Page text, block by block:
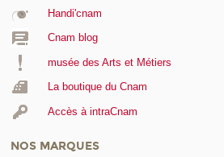
Handi'cnam
Cnam blog
musée des Arts et Métiers
La boutique du Cnam
Accès à intraCnam
NOS MARQUES